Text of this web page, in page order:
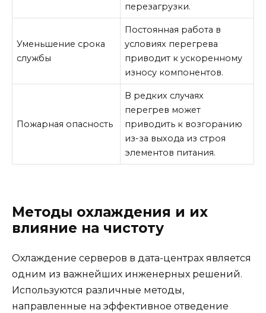
перезагрузки.
Уменьшение срока
службы
Постоянная работа в
условиях перегрева
приводит к ускоренному
износу компонентов.
Пожарная опасность
В редких случаях
перегрев может
приводить к возгоранию
из-за выхода из строя
элементов питания.
Методы охлаждения и их
влияние на чистоту
Охлаждение серверов в дата-центрах является
одним из важнейших инженерных решений.
Используются различные методы,
направленные на эффективное отведение